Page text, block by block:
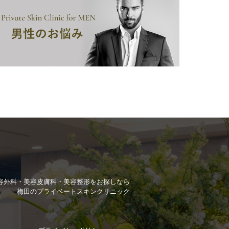
外科・美容皮膚科・美容整形をお探しなら
梅田のプライベートスキンクリニック